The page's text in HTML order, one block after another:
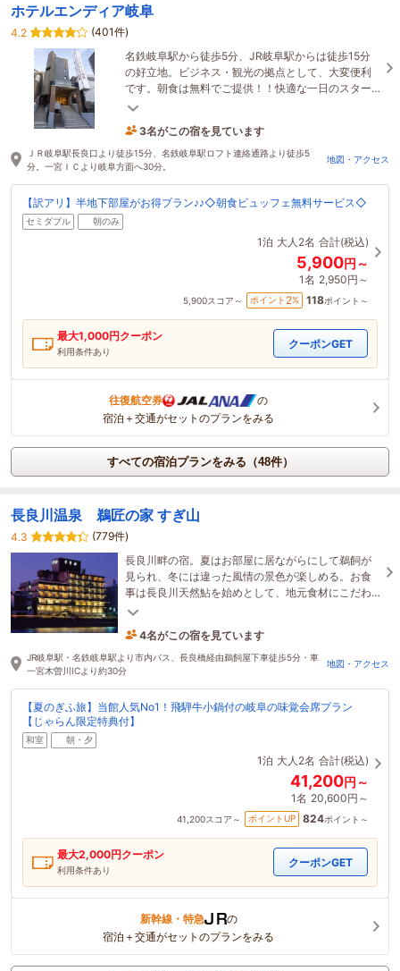
ホテルエンディア岐阜
4.2
(401件)
名鉄岐阜駅から徒歩5分、JR岐阜駅からは徒歩15分
の好立地。ビジネス・観光の拠点として、大変便利
です。朝食は無料でご提供！！快適な一日のスター
トをお手伝いさせていただきます。
3名がこの宿を見ています
49分前に予約されました
ＪＲ岐阜駅長良口より徒歩15分、名鉄岐阜駅ロフト連絡通路より徒歩5
分。一宮ＩＣより岐阜方面へ30分。
地図・アクセス
【訳アリ】半地下部屋がお得プラン♪♪◇朝食ビュッフェ無料サービス◇
セミダブル 朝のみ
1泊 大人2名 合計(税込)
5,900円～
1名 2,950円～
5,900スコア～ ポイント 2% 118ポイント～
最大1,000円クーポン
利用条件あり
クーポンGET
往復航空券
の
宿泊＋交通がセットのプランをみる
すべての宿泊プランをみる（48件）
長良川温泉 鵜匠の家 すぎ山
4.3
(779件)
長良川畔の宿。夏はお部屋に居ながらにして鵜飼が
見られ、冬には違った風情の景色が楽しめる。お食
事は長良川天然鮎を始めとして、地元食材にこだわ
って使用する料理一筋の宿。
4名がこの宿を見ています
7時間前に予約されました
JR岐阜駅・名鉄岐阜駅より市内バス、長良橋経由鵜飼屋下車徒歩5分・車
一宮木曽川ICより約30分
地図・アクセス
【夏のぎふ旅】当館人気No1！飛騨牛小鍋付の岐阜の味覚会席プラン
【じゃらん限定特典付】
和室 朝・夕
1泊 大人2名 合計(税込)
41,200円～
1名 20,600円～
41,200スコア～ ポイントUP 824ポイント～
最大2,000円クーポン
利用条件あり
クーポンGET
新幹線・特急
の
宿泊＋交通がセットのプランをみる